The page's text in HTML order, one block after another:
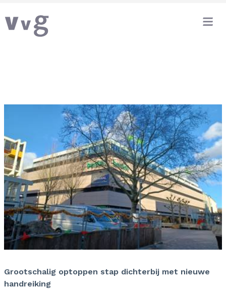
Grootschalig optoppen stap dichterbij met nieuwe
handreiking